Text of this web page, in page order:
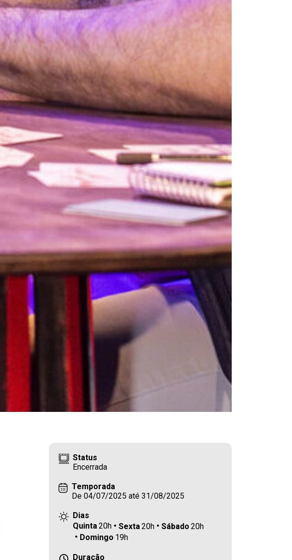
Status
Encerrada
Temporada
De 04/07/2025 até 31/08/2025
Dias
Quinta20h Sexta20h Sábado 20h
Domingo 19h
Duração